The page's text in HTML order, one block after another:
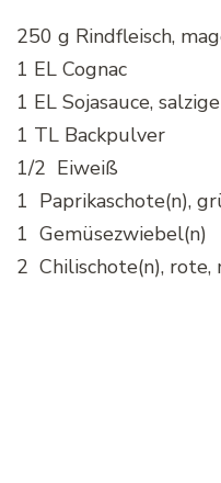
250 g Rindfleisch,
1 EL Cognac
1 EL Sojasauce, salzige
1 TL Backpulver
1/2 Eiweiß
1 Paprikaschote(n),
1 Gemüsezwiebel(n)
2 Chilischote(n),